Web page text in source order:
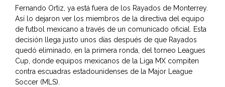
Fernando Ortiz, ya está fuera de los Rayados de Monterrey.
Así lo dejaron ver los miembros de la directiva del equipo
de futbol mexicano a través de un comunicado oficial. Esta
decisión llega justo unos días después de que Rayados
quedó eliminado, en la primera ronda, del torneo Leagues
Cup, donde equipos mexicanos de la Liga MX compiten
contra escuadras estadounidenses de la Major League
Soccer (MLS).